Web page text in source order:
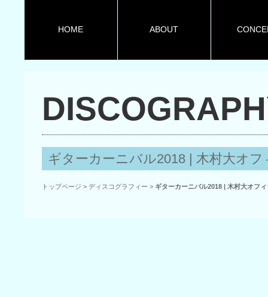
HOME ABOUT
ギターカーニバル2018 | 木村大オ
トップページ > ディスコグラフィー > ギターカーニバル2018 | 木村大オフ